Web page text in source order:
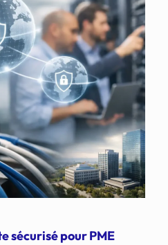
sécurisé pour PME